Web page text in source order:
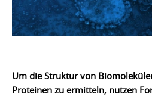
Um die Struktur von
Proteinen zu ermitteln, nutzen